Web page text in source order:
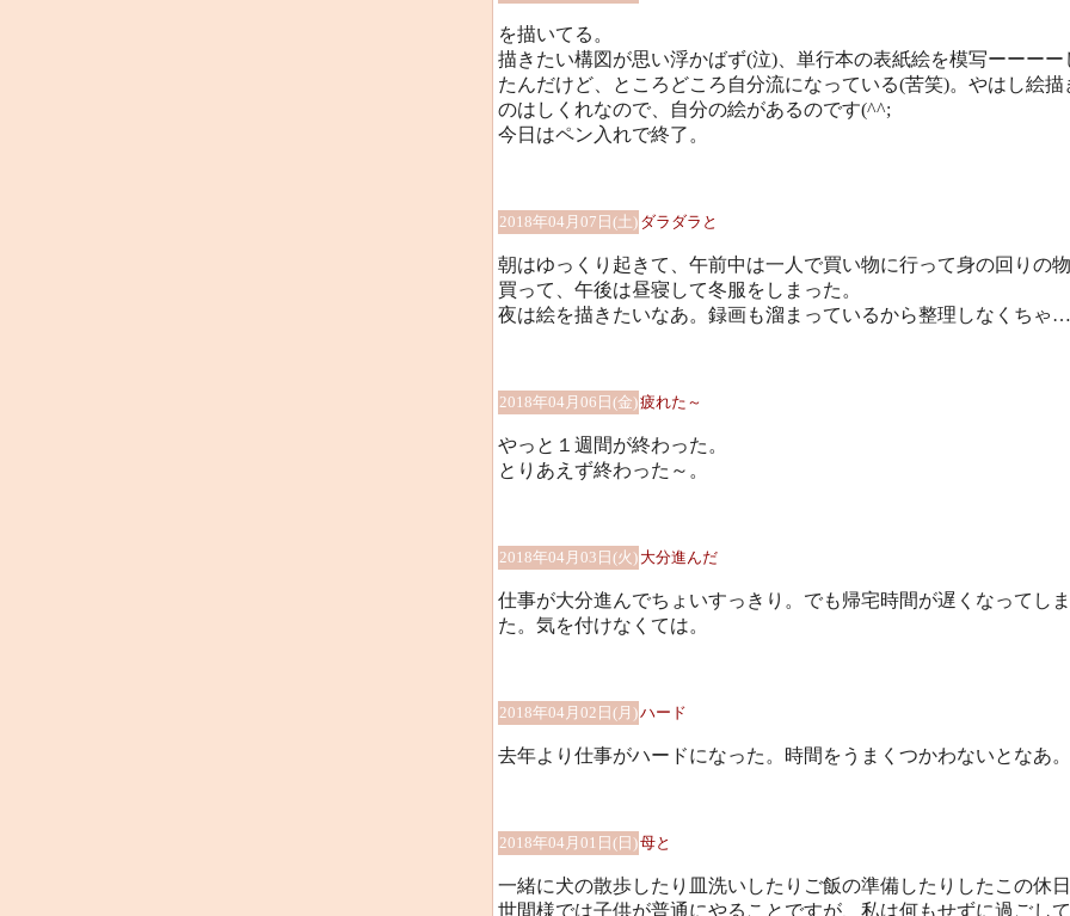
を描いてる。
描きたい構図が思い浮かばず(泣)、単行本の表紙絵を模写ーーーー
たんだけど、ところどころ自分流になっている(苦笑)。やはし絵描
のはしくれなので、自分の絵があるのです(^^;
今日はペン入れで終了。
2018年04月07日(土) ダラダラと
朝はゆっくり起きて、午前中は一人で買い物に行って身の回りの
買って、午後は昼寝して冬服をしまった。
夜は絵を描きたいなあ。録画も溜まっているから整理しなくちゃ…
2018年04月06日(金)疲れた～
やっと１週間が終わった。
とりあえず終わった～。
2018年04月03日(火) 大分進んだ
仕事が大分進んでちょいすっきり。でも帰宅時間が遅くなってし
た。気を付けなくては。
2018年04月02日(月)ハード
去年より仕事がハードになった。時間をうまくつかわないとなあ。
2018年04月01日(日)母と
一緒に犬の散歩したり皿洗いしたりご飯の準備したりしたこの休日
世間様では子供が普通にやることですが、私は何もせずに過ごし